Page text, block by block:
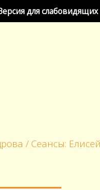
для слабовидящих
Елисей |